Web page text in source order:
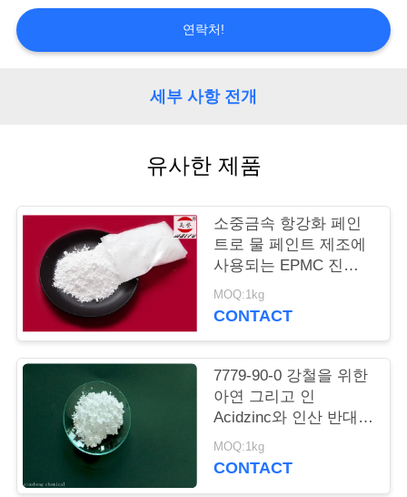
공
품
저
연
연락처!
세부 사항 전개
유사한 제품
소중금속 항강화 페인
트로 물 페인트 제조에
사용되는 EPMC 진크
포스파트
MOQ:1kg
CONTACT
7779-90-0 강철을 위한
아연 그리고 인
Acidzinc와 인산 반대로
부식성 페인트
MOQ:1kg
CONTACT